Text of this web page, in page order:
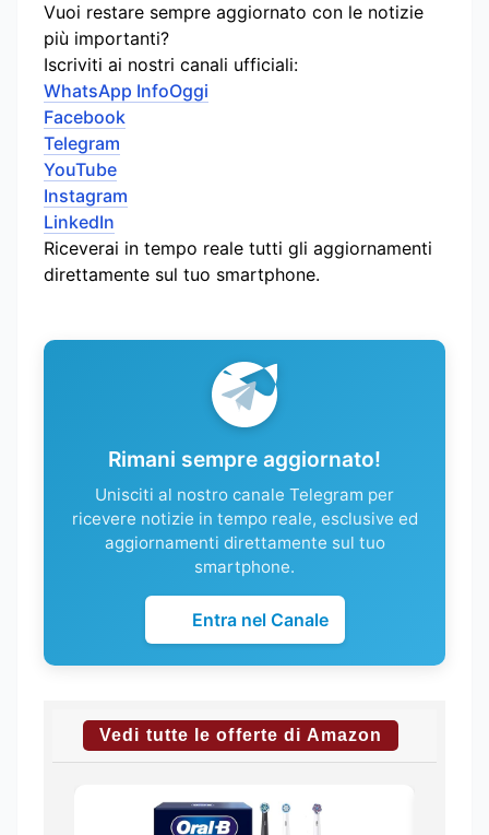
Vuoi restare sempre aggiornato con le notizie
più importanti?
Iscriviti ai nostri canali ufficiali:
WhatsApp InfoOggi
Facebook
Telegram
YouTube
Instagram
LinkedIn
Riceverai in tempo reale tutti gli aggiornamenti
direttamente sul tuo smartphone.
Rimani sempre aggiornato!
Unisciti al nostro canale Telegram per
ricevere notizie in tempo reale, esclusive ed
aggiornamenti direttamente sul tuo
smartphone.
Entra nel Canale